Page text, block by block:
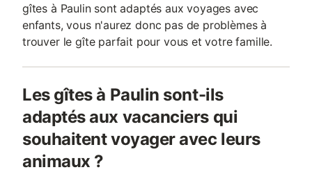
gîtes à Paulin sont adaptés aux voyages avec
enfants, vous n'aurez donc pas de problèmes à
trouver le gîte parfait pour vous et votre famille.
Les gîtes à Paulin sont-ils
adaptés aux vacanciers qui
souhaitent voyager avec leurs
animaux ?